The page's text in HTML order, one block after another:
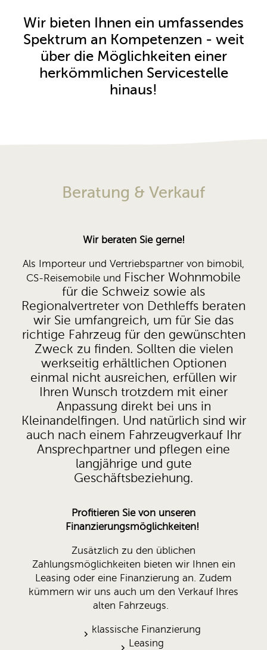
Wir bieten Ihnen ein umfassendes
Spektrum an Kompetenzen - weit
über die Möglichkeiten einer
herkömmlichen Servicestelle
hinaus!
Beratung & Verkauf
Wir beraten Sie gerne!
Als Importeur und Vertriebspartner von bimobil,
CS-Reisemobile und Fischer Wohnmobile
für die Schweiz sowie als
Regionalvertreter von Dethleffs beraten
wir Sie umfangreich, um für Sie das
richtige Fahrzeug für den gewünschten
Zweck zu finden. Sollten die vielen
werkseitig erhältlichen Optionen
einmal nicht ausreichen, erfüllen wir
Ihren Wunsch trotzdem mit einer
Anpassung direkt bei uns in
Kleinandelfingen. Und natürlich sind wir
auch nach einem Fahrzeugverkauf Ihr
Ansprechpartner und pflegen eine
langjährige und gute
Geschäftsbeziehung.
Profitieren Sie von unseren
Finanzierungsmöglichkeiten!
Zusätzlich zu den üblichen
Zahlungsmöglichkeiten bieten wir Ihnen ein
Leasing oder eine Finanzierung an. Zudem
kümmern wir uns auch um den Verkauf Ihres
alten Fahrzeugs.
klassische Finanzierung
Leasing